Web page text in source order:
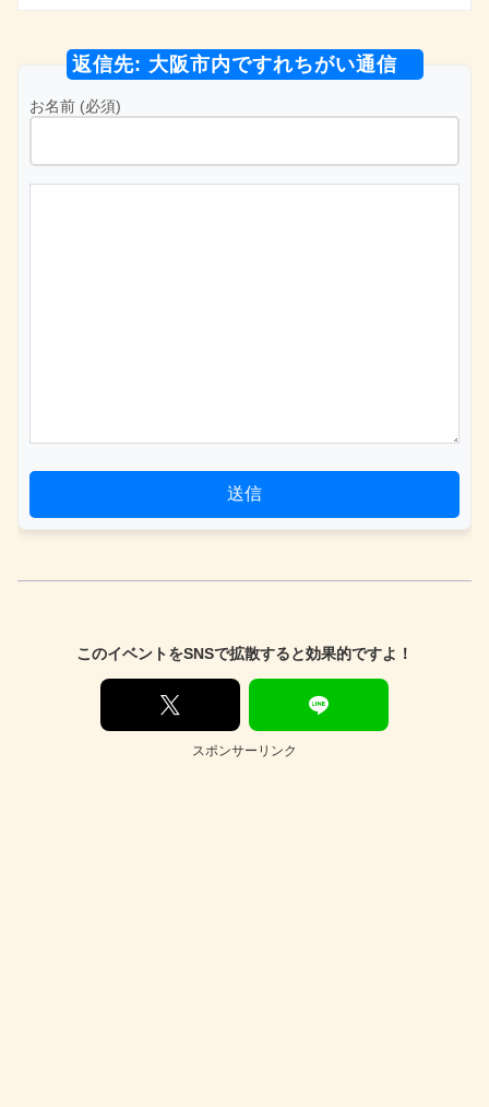
返信先: 大阪市内ですれちがい通信
お名前 (必須)
送信
このイベントをSNSで拡散すると効果的ですよ！
スポンサーリンク